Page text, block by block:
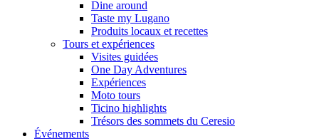
Dine around
Taste my Lugano
Produits locaux et recettes
Tours et expériences
Visites guidées
One Day Adventures
Expériences
Moto tours
Ticino highlights
Trésors des sommets du Ceresio
Événements